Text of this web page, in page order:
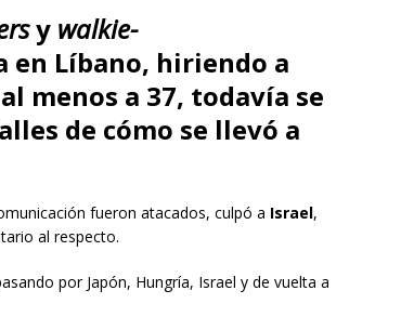
y walkie-
Líbano, hiriendo a
menos a 37, todavía se
de cómo se llevó a
fueron atacados, culpó a Israel,
al respecto.
por Japón, Hungría, Israel y de vuelta a